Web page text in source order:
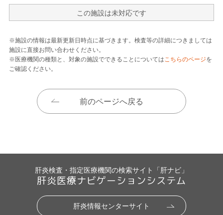
この施設は未対応です
※施設の情報は最新更新日時点に基づきます。検査等の詳細につきましては
施設に直接お問い合わせください。
※医療機関の種類と、対象の施設でできることについてはこちらのページを
ご確認ください。
前のページへ戻る
肝炎検査・指定医療機関の検索サイト「肝ナビ」
肝炎医療ナビゲーションシステム
肝炎情報センターサイト